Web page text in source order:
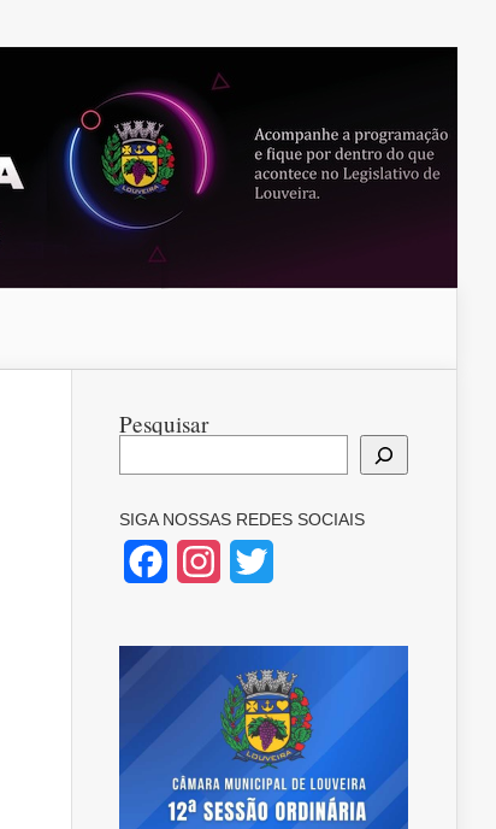
Pesquisar
SIGA NOSSAS REDES SOCIAIS
FacebookInstagram